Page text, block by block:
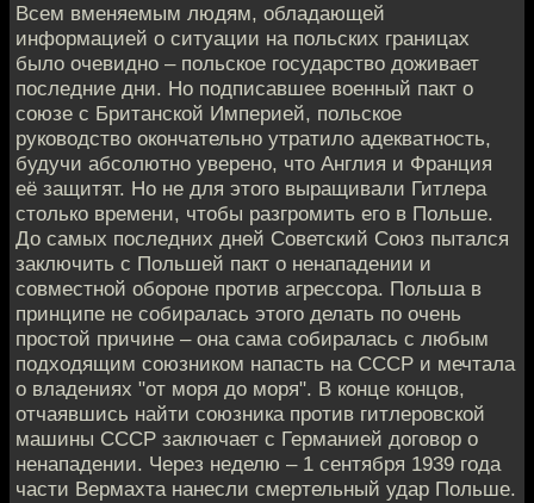
Всем вменяемым людям, обладающей
информацией о ситуации на польских границах
было очевидно – польское государство доживает
последние дни. Но подписавшее военный пакт о
союзе с Британской Империей, польское
руководство окончательно утратило адекватность,
будучи абсолютно уверено, что Англия и Франция
её защитят. Но не для этого выращивали Гитлера
столько времени, чтобы разгромить его в Польше.
До самых последних дней Советский Союз пытался
заключить с Польшей пакт о ненападении и
совместной обороне против агрессора. Польша в
принципе не собиралась этого делать по очень
простой причине – она сама собиралась с любым
подходящим союзником напасть на СССР и мечтала
о владениях "от моря до моря". В конце концов,
отчаявшись найти союзника против гитлеровской
машины СССР заключает с Германией договор о
ненападении. Через неделю – 1 сентября 1939 года
части Вермахта нанесли смертельный удар Польше.